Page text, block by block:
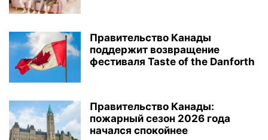
Правительство Канады
поддержит возвращение
фестиваля Taste of the Danforth
Правительство Канады:
пожарный сезон 2026 года
начался спокойнее